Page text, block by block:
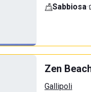
Sabbiosa·
Zen
Gallipoli